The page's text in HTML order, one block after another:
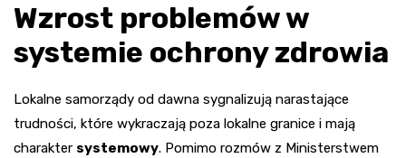
Wzrost problemów w
systemie ochrony zdrowia
Lokalne samorządy od dawna sygnalizują narastające
trudności, które wykraczają poza lokalne granice i mają
charakter systemowy. Pomimo rozmów z Ministerstwem